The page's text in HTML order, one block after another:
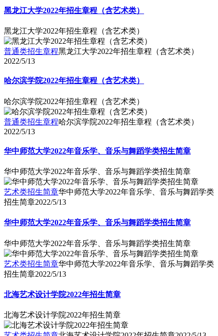
黑龙江大学2022年招生章程（含艺术类）
黑龙江大学2022年招生章程（含艺术类）
普通类招生章程黑龙江大学2022年招生章程（含艺术类）
2022/5/13
哈尔滨学院2022年招生章程（含艺术类）
哈尔滨学院2022年招生章程（含艺术类）
普通类招生章程哈尔滨学院2022年招生章程（含艺术类）
2022/5/13
华中师范大学2022年音乐学、音乐与舞蹈学类招生简章
华中师范大学2022年音乐学、音乐与舞蹈学类招生简章
艺术类招生简章华中师范大学2022年音乐学、音乐与舞蹈学类
招生简章2022/5/13
华中师范大学2022年音乐学、音乐与舞蹈学类招生简章
华中师范大学2022年音乐学、音乐与舞蹈学类招生简章
艺术类招生简章华中师范大学2022年音乐学、音乐与舞蹈学类
招生简章2022/5/13
北海艺术设计学院2022年招生简章
北海艺术设计学院2022年招生简章